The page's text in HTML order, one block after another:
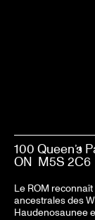
100 Queen’s
ON M5S 2C6
Le ROM
ancestrales des
Haudenosaunee